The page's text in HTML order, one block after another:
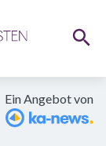
Ein Angebot von